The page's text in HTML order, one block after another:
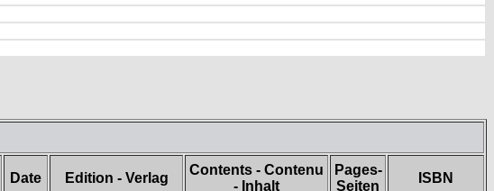
Date Edition - Verlag
Contents - Contenu
- Inhalt
Pages-
Seiten
ISBN